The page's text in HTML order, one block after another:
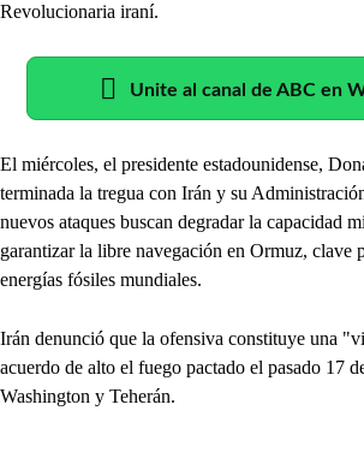
Revolucionaria iraní.
Unite al canal de ABC en
El miércoles, el presidente estadounidense,
terminada la tregua con Irán y su
nuevos ataques buscan degradar la capacidad
garantizar la libre navegación en Ormuz, clave
energías fósiles mundiales.
Irán denunció que la ofensiva constituye una
acuerdo de alto el fuego pactado el pasado 17
Washington y Teherán.